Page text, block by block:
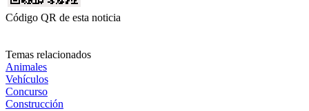
Código QR de esta noticia
Temas relacionados
Animales
Vehículos
Concurso
Construcción